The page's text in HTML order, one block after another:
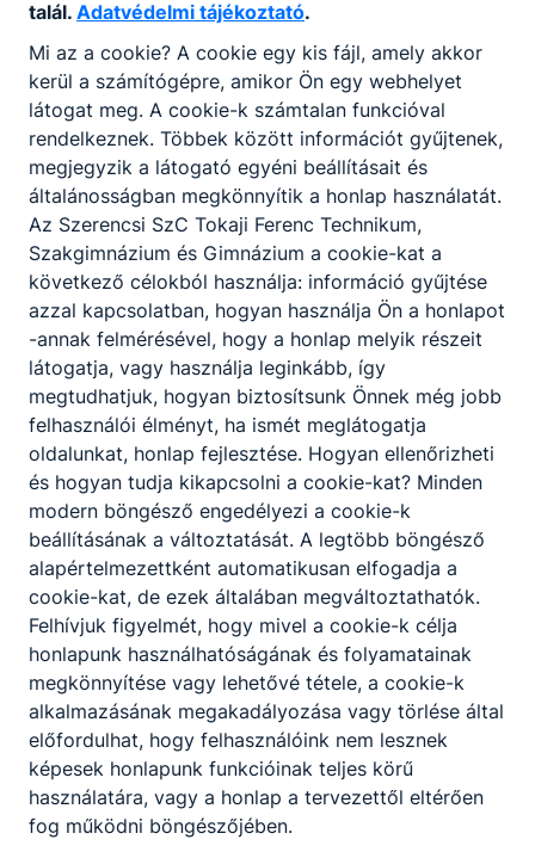
formátumú dokumentum, amely kizárólag
érvényes digitális aláírással és digitális
hitelesítő bélyeggel ellátva tekinthető
hitelesnek.
Megjelenítés:A felületen csak a már
közzétett, érvényes dokumentumok jelennek
meg. Amennyiben a tanulónak nincs
közzétett bizonyítványa, a rendszer nem
jelenít meg adatot.
Intézményváltással kapcsolatos tudnivalók
Intézményváltás esetén a jelenlegi iskola
KRÉTA felületén kizárólag az itt szerzett
értékelések és dokumentumok érhetőek el.
A korábbi intézmény(ek)ben szerzett
eredmények igazolása az adott iskola saját
KRÉTA rendszeréből tölthető le.
Papíralapú díszpéldány igénylése
A hatályos jogszabályok értelmében a
bizonyítvány alapértelmezésben digitális
formátumú.
Igénylés:Amennyiben a tanuló vagy a
gondviselő igényt tart rá, az iskola a digitális
bizonyítványról papíralapú másodlatot
(úgynevezett díszpéldányt) állít ki.
Kérelem:A díszpéldány kiadása nem
talál. Adatvédelmi tájékoztató.
Mi az a cookie? A cookie egy kis fájl, amely akkor
kerül a számítógépre, amikor Ön egy webhelyet
látogat meg. A cookie-k számtalan funkcióval
rendelkeznek. Többek között információt gyűjtenek,
megjegyzik a látogató egyéni beállításait és
általánosságban megkönnyítik a honlap használatát.
Az Szerencsi SzC Tokaji Ferenc Technikum,
Szakgimnázium és Gimnázium a cookie-kat a
következő célokból használja: információ gyűjtése
azzal kapcsolatban, hogyan használja Ön a honlapot
-annak felmérésével, hogy a honlap melyik részeit
látogatja, vagy használja leginkább, így
megtudhatjuk, hogyan biztosítsunk Önnek még jobb
felhasználói élményt, ha ismét meglátogatja
oldalunkat, honlap fejlesztése. Hogyan ellenőrizheti
és hogyan tudja kikapcsolni a cookie-kat? Minden
modern böngésző engedélyezi a cookie-k
beállításának a változtatását. A legtöbb böngésző
alapértelmezettként automatikusan elfogadja a
cookie-kat, de ezek általában megváltoztathatók.
Felhívjuk figyelmét, hogy mivel a cookie-k célja
honlapunk használhatóságának és folyamatainak
megkönnyítése vagy lehetővé tétele, a cookie-k
alkalmazásának megakadályozása vagy törlése által
előfordulhat, hogy felhasználóink nem lesznek
képesek honlapunk funkcióinak teljes körű
használatára, vagy a honlap a tervezettől eltérően
fog működni böngészőjében.